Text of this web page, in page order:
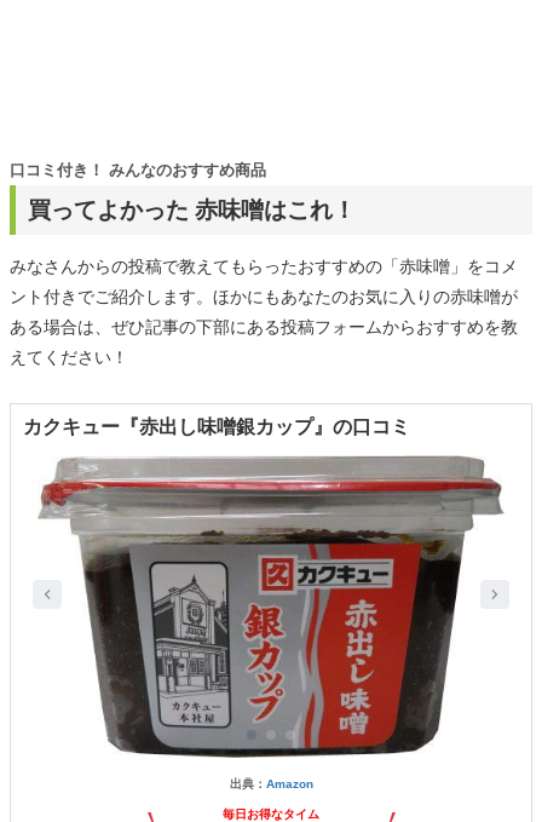
買ってよかった 赤味噌はこれ！
口コミ付き！ みんなのおすすめ商品
みなさんからの投稿で教えてもらったおすすめの「赤味噌」をコメ
ント付きでご紹介します。ほかにもあなたのお気に入りの赤味噌が
ある場合は、ぜひ記事の下部にある投稿フォームからおすすめを教
えてください！
カクキュー『赤出し味噌銀カップ』の口コミ
出典： Amazon
毎日お得なタイム